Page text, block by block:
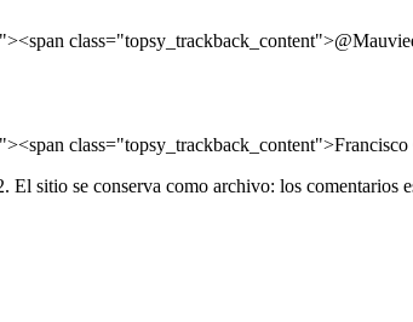
sitio se conserva como archivo: los comentarios